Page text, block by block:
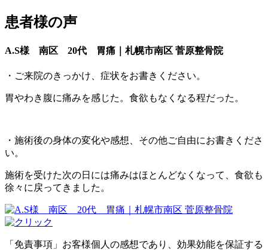
患者様の声
A.S様 南区 20代 胃痛｜札幌市南区 菅原整骨院
・ご来院のきっかけ、症状をお書きください。
胃やわき腹に痛みを感じた。食欲もなくなる程だった。
・施術後の身体の変化や感想、その他ご自由にお書きくださ
い。
施術を受けた次の日には痛みはほとんどなくなって、食欲も
徐々に戻ってきました。
「免責事項」お客様個人の感想であり、効果効能を保証する